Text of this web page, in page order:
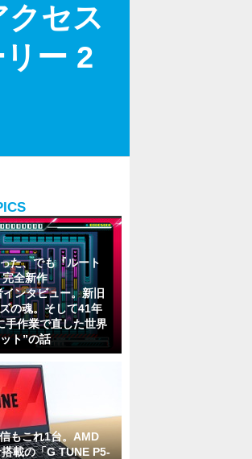
セス
ー 2
た、でも『ルート
全新作
インタビュー。新旧
の魂。そして41年
手作業で直した世界
ト”の話
もこれ1台。AMD
載の「G TUNE P5-